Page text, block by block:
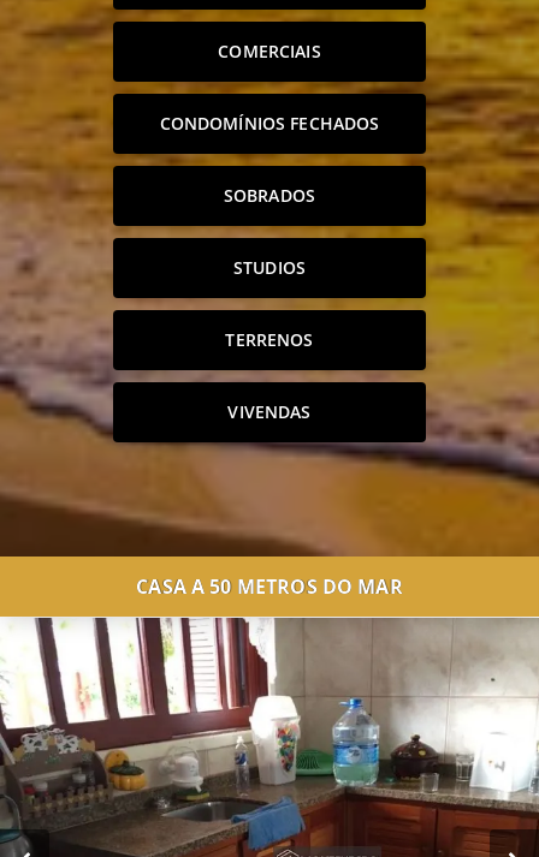
COMERCIAIS
CONDOMÍNIOS FECHADOS
SOBRADOS
STUDIOS
TERRENOS
VIVENDAS
CASA A 50 METROS DO MAR